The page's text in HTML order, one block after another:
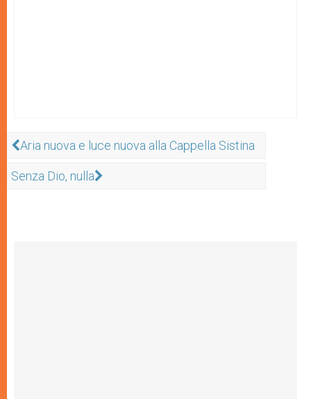
Aria nuova e luce nuova alla Cappella Sistina
Senza Dio, nulla